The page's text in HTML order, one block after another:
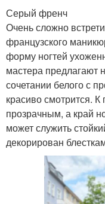
Серый френч
Очень сложно
французского
форму ногтей
мастера предлагают
сочетании белого с
красиво смотрится.
прозрачным, а край
может служить
декорирован